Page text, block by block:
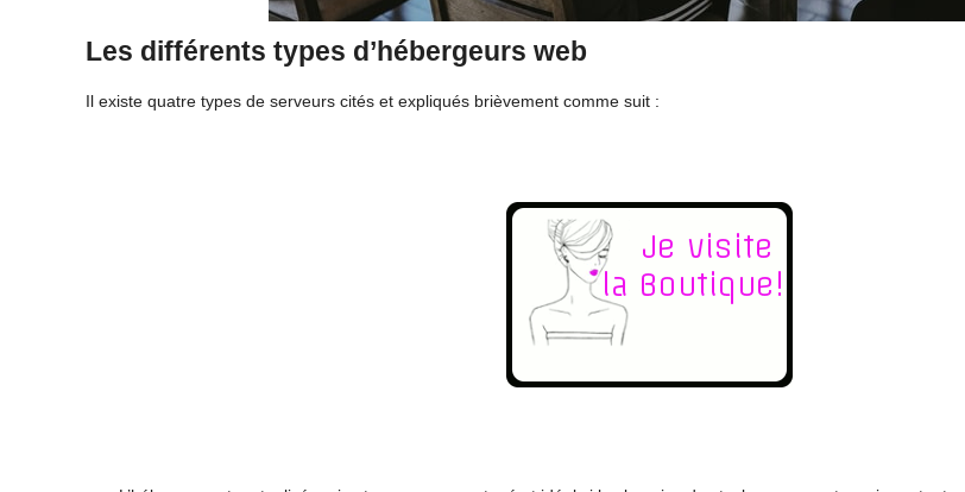
Les différents types d’hébergeurs web
Il existe quatre types de serveurs cités et expliqués brièvement comme suit :